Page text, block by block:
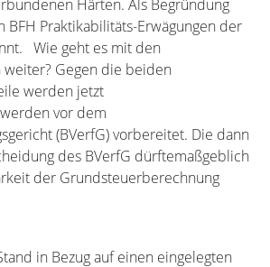
Härten. Als Begründung
Praktikabilitäts-Erwägungen der
Wie geht es mit den
Gegen die beiden
werden jetzt
vor dem
(BVerfG) vorbereitet. Die dann
des BVerfG dürftemaßgeblich
der Grundsteuerberechnung
in Bezug auf einen eingelegten